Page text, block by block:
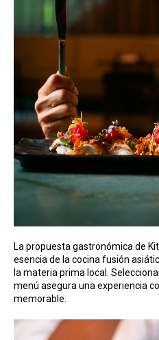
La propuesta gastronómica de
esencia de la cocina fusión
la materia prima local.
menú asegura una experiencia
memorable.